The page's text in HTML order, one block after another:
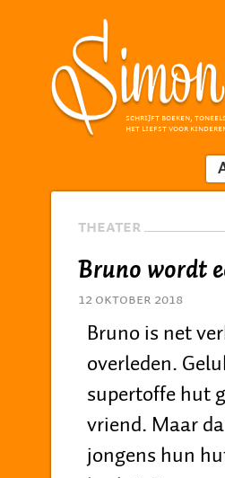
SCHRIJFT BOEKEN,
HET LIEFST VOOR
THEATER
Bruno wordt
12 oktober 2018
Bruno is net
overleden.
supertoffe hut
vriend. Maar
jongens hun